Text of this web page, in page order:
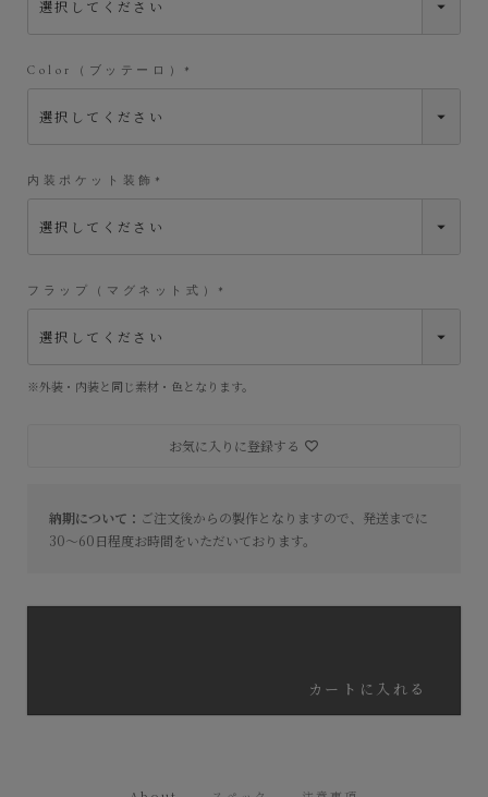
須
Color（ブッテーロ）
内装ポケット装飾
須
フラップ（マグネット式）
※外装・内装と同じ素材・色となります。
納期について： ご注文後からの製作となりますので、発送までに
30～60日程度お時間をいただいております。
お気に入りに登録する
カートに入れる